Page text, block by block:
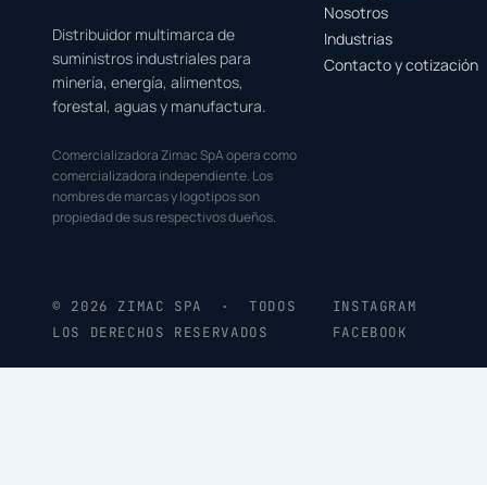
Distribuidor multimarca de
suministros industriales para
minería, energía, alimentos,
forestal, aguas y manufactura.
Comercializadora Zimac SpA opera como
comercializadora independiente. Los
nombres de marcas y logotipos son
propiedad de sus respectivos dueños.
Nosotros
Industrias
Contacto y cotización
© 2026 ZIMAC SPA · TODOS
LOS DERECHOS RESERVADOS
INSTAGRAM
FACEBOOK